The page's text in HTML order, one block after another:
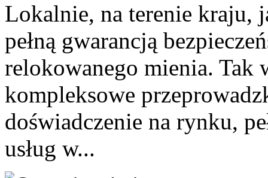
Lokalnie, na terenie kraju,
pełną gwarancją
relokowanego mienia. Tak
kompleksowe
doświadczenie na rynku,
usług w...